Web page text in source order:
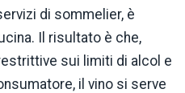
di sommelier, è
Il risultato è che,
sui limiti di alcol e
il vino si serve